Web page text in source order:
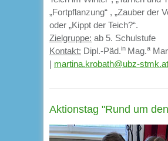
„Fortpflanzung“ , „Zauber der
oder „Kippt der Teich?“.
Zielgruppe: ab 5. Schulstufe
Kontakt: Dipl.-Päd.in Mag.a
| martina.krobath@ubz-stmk.at
Aktionstag "Rund um